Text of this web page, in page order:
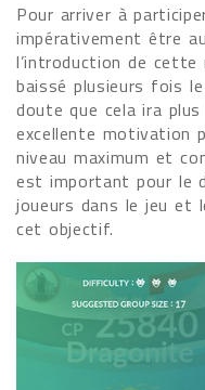
Pour arriver à
impérativement être
l’introduction de cette
baissé plusieurs fois
doute que cela ira
excellente motivation
niveau maximum et
est important pour le
joueurs dans le jeu et
cet objectif.